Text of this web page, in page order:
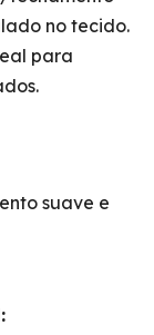
no tecido.
para
suave e